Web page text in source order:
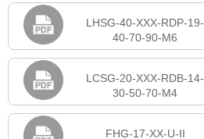
LHSG-40-XXX-RDP-19-
40-70-90-M6
LCSG-20-XXX-RDB-14-
30-50-70-M4
FHG-17-XX-U-II